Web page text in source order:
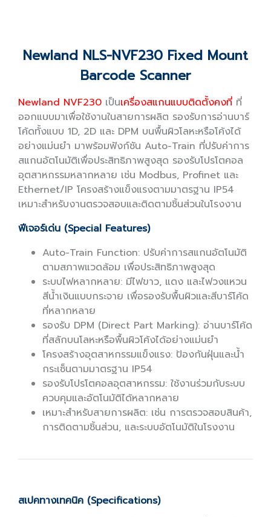
Newland NLS-NVF230 Fixed Mount
Barcode Scanner
Newland NVF230 เป็นเครื่องสแกนแบบติดตั้งคงที่ ที่
ออกแบบมาเพื่อใช้งานในสายการผลิต รองรับการอ่านบาร์
โค้ดทั้งแบบ 1D, 2D และ DPM บนพื้นผิวโลหะหรือโค้งได้
อย่างแม่นยำ มาพร้อมฟังก์ชัน Auto-Train ที่ปรับค่าการ
สแกนอัตโนมัติเพื่อประสิทธิภาพสูงสุด รองรับโปรโตคอล
อุตสาหกรรมหลากหลาย เช่น Modbus, Profinet และ
Ethernet/IP โครงสร้างแข็งแรงตามมาตรฐาน IP54
เหมาะสำหรับงานตรวจสอบและติดตามชิ้นส่วนในโรงงาน
ฟีเจอร์เด่น (Special Features)
Auto-Train Function: ปรับค่าการสแกนอัตโนมัติ
ตามสภาพแวดล้อม เพื่อประสิทธิภาพสูงสุด
ระบบไฟหลากหลาย: มีไฟขาว, แดง และไฟวงแหวน
สีน้ำเงินแบบกระจาย เพื่อรองรับพื้นผิวและสีบาร์โค้ด
ที่หลากหลาย
รองรับ DPM (Direct Part Marking): อ่านบาร์โค้ด
ที่สลักบนโลหะหรือพื้นผิวโค้งได้อย่างแม่นยำ
โครงสร้างอุตสาหกรรมแข็งแรง: ป้องกันฝุ่นและน้ำ
กระเซ็นตามมาตรฐาน IP54
รองรับโปรโตคอลอุตสาหกรรม: ใช้งานร่วมกับระบบ
ควบคุมและอัตโนมัติได้หลากหลาย
เหมาะสำหรับสายการผลิต: เช่น การตรวจสอบสินค้า,
การติดตามชิ้นส่วน, และระบบอัตโนมัติในโรงงาน
สเปคทางเทคนิค (Specifications)